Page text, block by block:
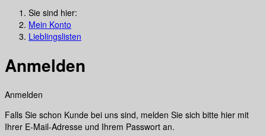
Sie sind hier:
Mein Konto
Lieblingslisten
Anmelden
Anmelden
Falls Sie schon Kunde bei uns sind, melden Sie sich bitte hier mit
Ihrer E-Mail-Adresse und Ihrem Passwort an.